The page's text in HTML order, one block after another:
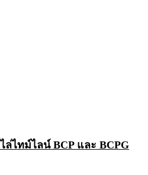
ล่ไทม์ไลน์ BCP และ BCPG